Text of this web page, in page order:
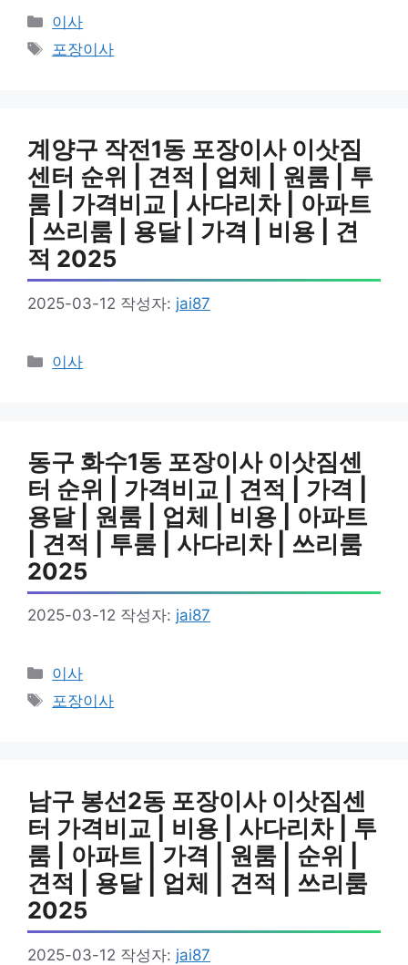
카
테
이사
태
포장이사
계양구 작전1동 포장이사 이삿짐
센터 순위 | 견적 | 업체 | 원룸 | 투
룸 | 가격비교 | 사다리차 | 아파트
| 쓰리룸 | 용달 | 가격 | 비용 | 견
적 2025
2025-03-12 작성자: jai87
카
이사
동구 화수1동 포장이사 이삿짐센
터 순위 | 가격비교 | 견적 | 가격 |
용달 | 원룸 | 업체 | 비용 | 아파트
| 견적 | 투룸 | 사다리차 | 쓰리룸
2025
2025-03-12 작성자: jai87
카
테
이사
태
포장이사
남구 봉선2동 포장이사 이삿짐센
터 가격비교 | 비용 | 사다리차 | 투
룸 | 아파트 | 가격 | 원룸 | 순위 |
견적 | 용달 | 업체 | 견적 | 쓰리룸
2025
2025-03-12 작성자: jai87